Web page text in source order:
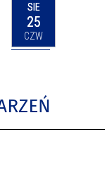
SIE
25
CZW